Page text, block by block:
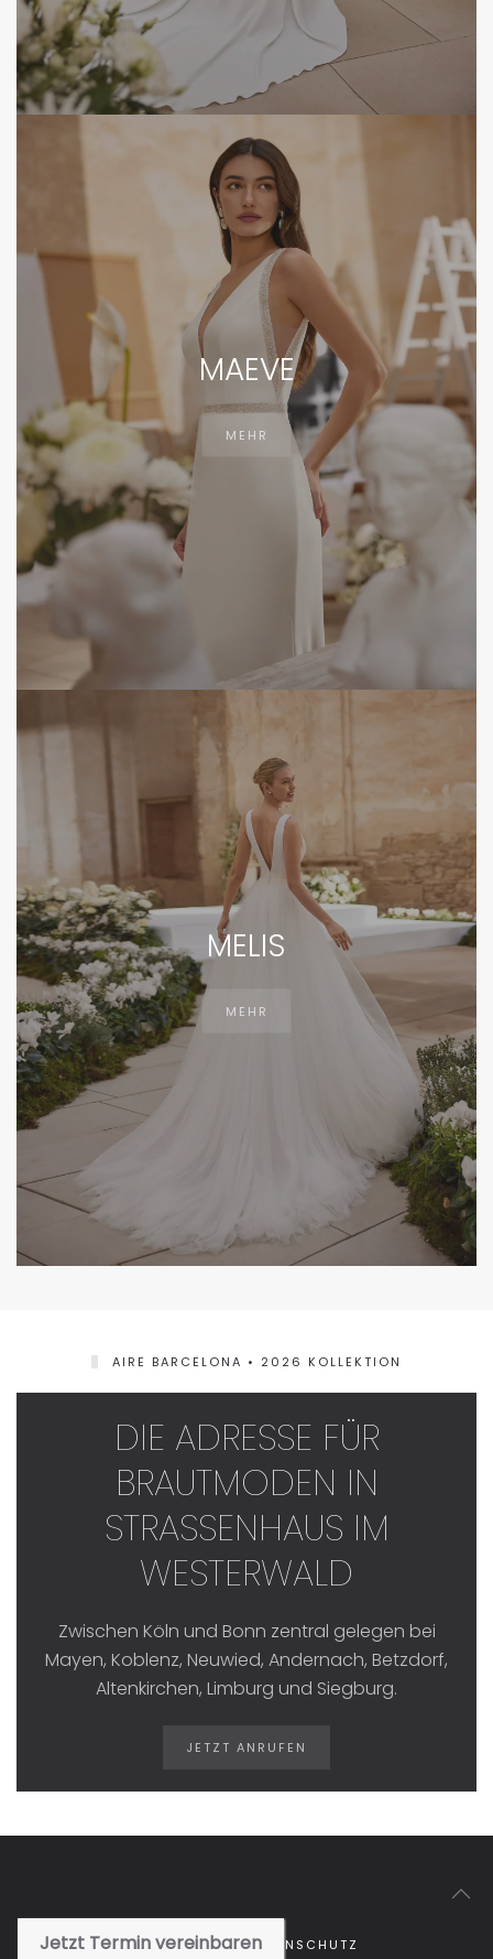
MAEVE
MEHR
MELIS
MEHR
AIRE BARCELONA • 2026 KOLLEKTION
DIE ADRESSE FÜR
BRAUTMODEN IN
STRASSENHAUS IM W
ESTERWALD
Zwischen Köln und Bonn zentral gelegen bei
Mayen, Koblenz, Neuwied, Andernach, Betzdorf,
Altenkirchen, Limburg und Siegburg.
JETZT ANRUFEN
Jetzt Termin vereinbaren
IMPRESSUM DATENSCHUTZ